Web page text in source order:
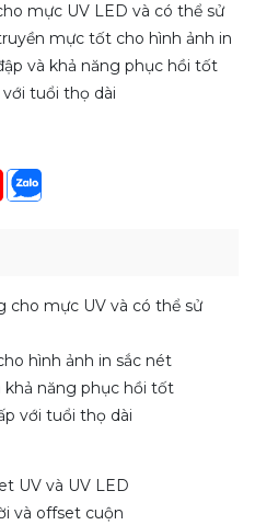
mực UV LED và có thể sử
mực tốt cho hình ảnh in
và khả năng phục hồi tốt
tuổi thọ dài
mực UV và có thể sử
hình ảnh in sắc nét
khả năng phục hồi tốt
với tuổi thọ dài
UV và UV LED
và offset cuộn